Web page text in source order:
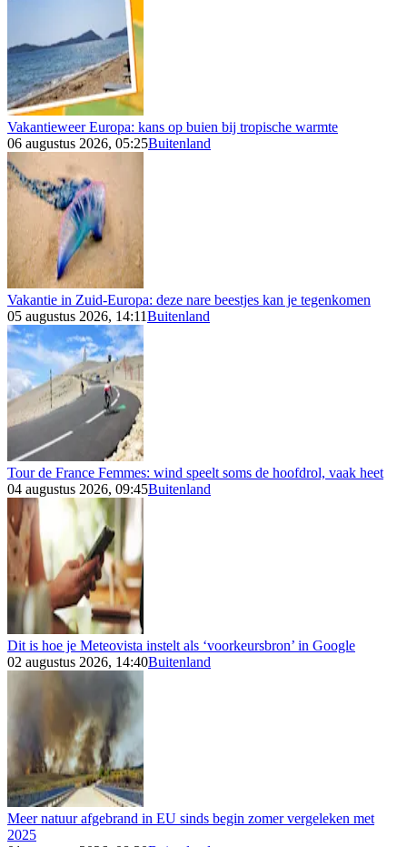
Vakantieweer Europa: kans op buien bij tropische warmte
06 augustus 2026, 05:25Buitenland
Vakantie in Zuid-Europa: deze nare beestjes kan je tegenkomen
05 augustus 2026, 14:11Buitenland
Tour de France Femmes: wind speelt soms de hoofdrol, vaak heet
04 augustus 2026, 09:45Buitenland
Dit is hoe je Meteovista instelt als ‘voorkeursbron’ in Google
02 augustus 2026, 14:40Buitenland
Meer natuur afgebrand in EU sinds begin zomer vergeleken met
2025